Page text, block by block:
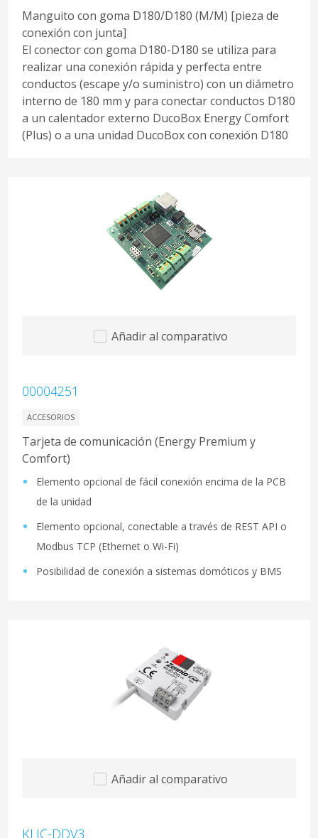
Manguito con goma D180/D180 (M/M) [pieza de
conexión con junta]
El conector con goma D180-D180 se utiliza para
realizar una conexión rápida y perfecta entre
conductos (escape y/o suministro) con un diámetro
interno de 180 mm y para conectar conductos D180
a un calentador externo DucoBox Energy Comfort
(Plus) o a una unidad DucoBox con conexión D180
Añadir al comparativo
00004251
ACCESORIOS
Tarjeta de comunicación (Energy Premium y
Comfort)
Elemento opcional de fácil conexión encima de la PCB
de la unidad
Elemento opcional, conectable a través de REST API o
Modbus TCP (Ethernet o Wi-Fi)
Posibilidad de conexión a sistemas domóticos y BMS
Añadir al comparativo
KLIC-DDV3